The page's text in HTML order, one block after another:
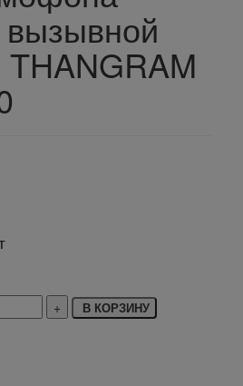
вызывной
В КОРЗИНУ